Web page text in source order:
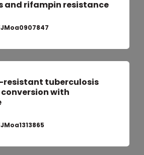
and rifampin resistance
tuberculosis
with